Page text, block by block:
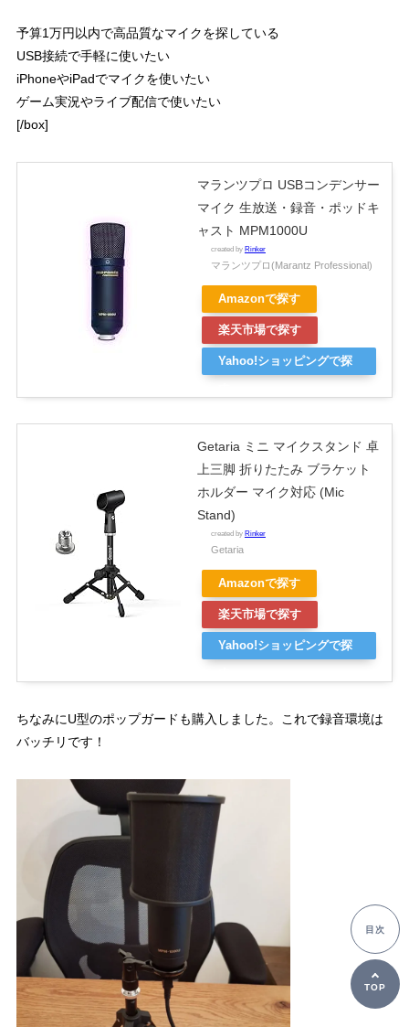
予算1万円以内で高品質なマイクを探している
USB接続で手軽に使いたい
iPhoneやiPadでマイクを使いたい
ゲーム実況やライブ配信で使いたい
[/box]
マランツプロ USBコンデンサー
マイク 生放送・録音・ポッドキ
ャスト MPM1000U
created by Rinker
マランツプロ(Marantz Professional)
Amazonで探す
楽天市場で探す
Yahoo!ショッピングで探
Getaria ミニ マイクスタンド 卓
上三脚 折りたたみ ブラケット
ホルダー マイク対応 (Mic
Stand)
created by Rinker
Getaria
Amazonで探す
楽天市場で探す
Yahoo!ショッピングで探
ちなみにU型のポップガードも購入しました。これで録音環境は
バッチリです！